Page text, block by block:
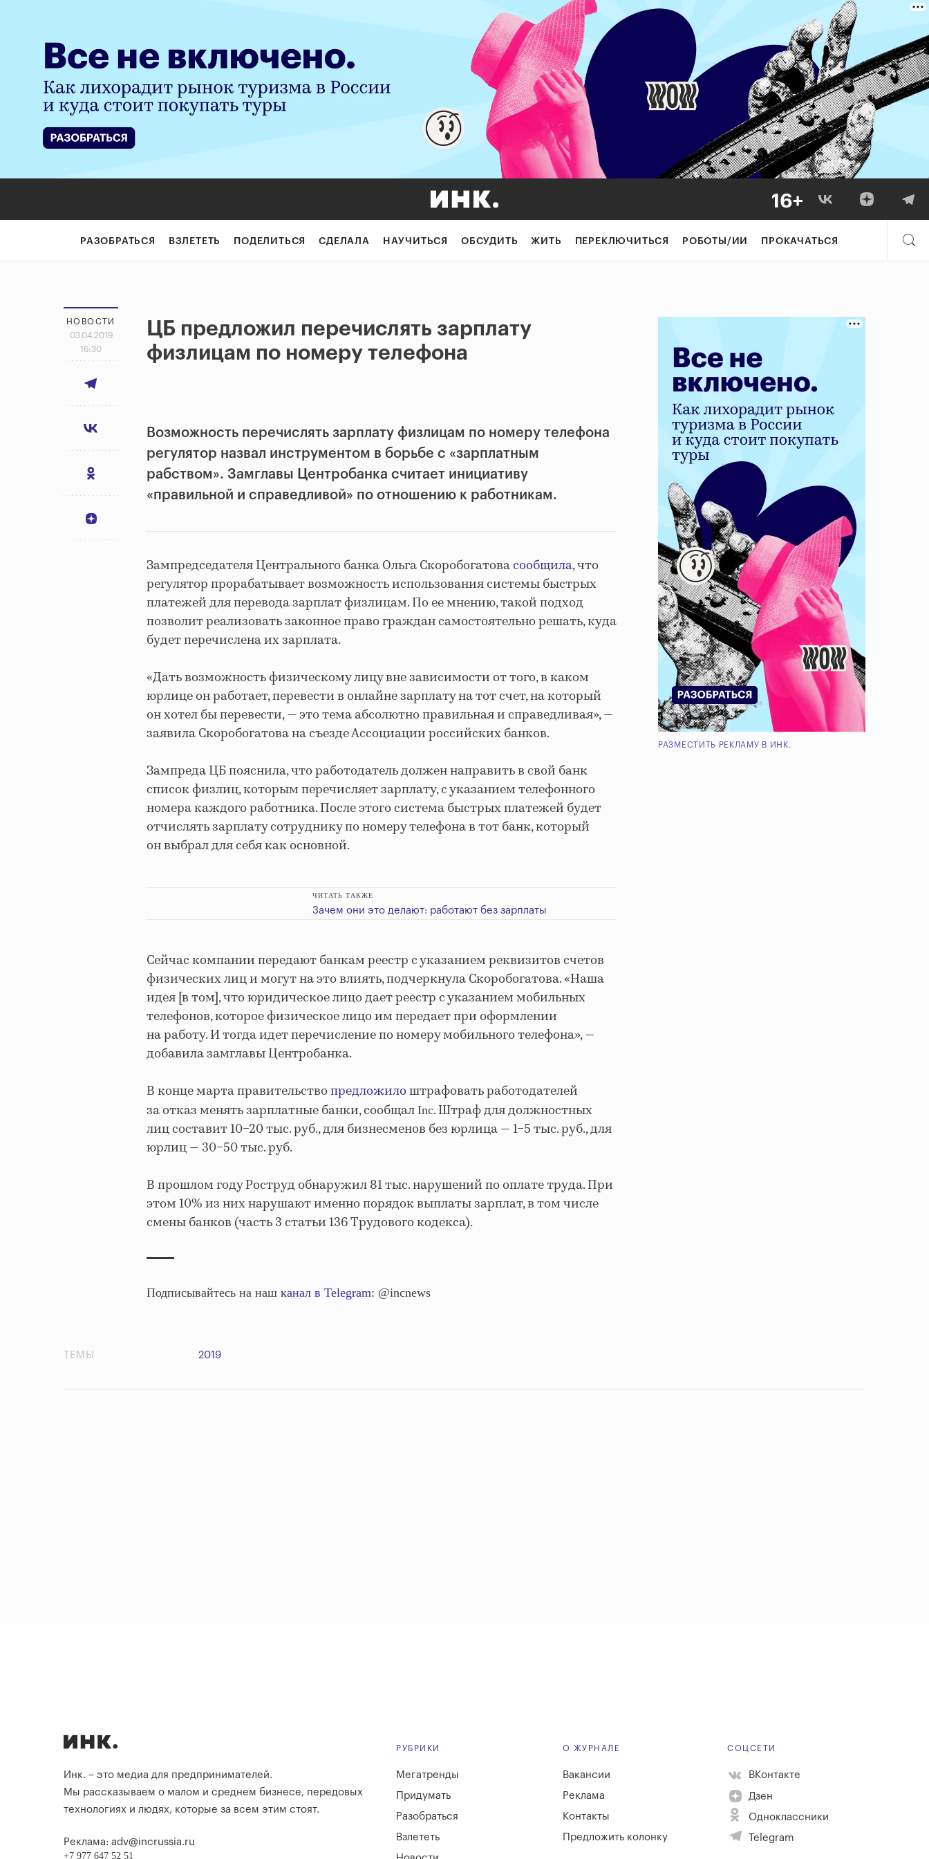
РАЗОБРАТЬСЯ ВЗЛЕТЕТЬ ПОДЕЛИТЬСЯ СДЕЛАЛА НАУЧИТЬСЯ ОБСУДИТЬ ЖИТЬ ПЕРЕКЛЮЧИТЬСЯ РОБОТЫ/ИИ ПРОКАЧАТЬСЯ
НОВОСТИ
03.04.2019
16:30
ЦБ предложил перечислять зарплату
физлицам по номеру телефона
Возможность перечислять зарплату физлицам по номеру телефона
регулятор назвал инструментом в борьбе с «зарплатным
рабством». Замглавы Центробанка считает инициативу
«правильной и справедливой» по отношению к работникам.
Зампредседателя Центрального банка Ольга Скоробогатовасообщила, что
регулятор прорабатывает возможность использования системы быстрых
платежей для перевода зарплат​ физлицам. По ее мнению, такой подход
позволит реализовать законное право граждан самостоятельно решать, куда
будет перечислена их зарплата.
«Дать возможность физическому лицу вне зависимости от того, в каком
юрлице он работает, перевести в онлайне зарплату на тот счет, на который
он хотел бы перевести, — это тема абсолютно правильная и справедливая», —
заявила Скоробогатова на съезде Ассоциации российских банков.
Зампреда ЦБ пояснила, что работодатель должен направить в свой банк
список физлиц, которым перечисляет зарплату, с указанием телефонного
номера каждого работника. После этого система быстрых платежей будет
отчислять зарплату сотруднику по номеру телефона в тот банк, который
он выбрал для себя как основной.
ЧИТАТЬ ТАКЖЕ
Зачем они это делают: работают без зарплаты
Сейчас компании передают банкам реестр с указанием реквизитов счетов
физических лиц и могут на это влиять, подчеркнула Скоробогатова. «Наша
идея [в том], что юридическое лицо дает реестр с указанием мобильных
телефонов, которое физическое лицо им передает при оформлении
на работу. И тогда идет перечисление по номеру мобильного телефона», —
добавила замглавы Центробанка.
В конце марта правительствопредложилоштрафовать работодателей
за отказ менять зарплатные банки, сообщал Inc. Штраф для должностных
лиц составит 10−20 тыс. руб., для бизнесменов без юрлица — 1−5 тыс. руб., для
юрлиц — 30−50 тыс. руб.
В прошлом году Роструд обнаружил 81 тыс. нарушений по оплате труда. При
этом 10% из них нарушают именно порядок выплаты зарплат, в том числе
смены банков (часть 3 статьи 136 Трудового кодекса).
Подписывайтесь на наш канал в Telegram: @incnews
РАЗМЕСТИТЬ РЕКЛАМУ В ИНК.
ТЕМЫ 2019
Инк. – это медиа для предпринимателей.
Мы рассказываем о малом и среднем бизнесе, передовых
технологиях и людях, которые за всем этим стоят.
Реклама: adv@incrussia.ru
+7 977 647 52 51
РУБРИКИ
Мегатренды
Придумать
Разобраться
Взлететь
О ЖУРНАЛЕ
Вакансии
Реклама
Контакты
Предложить колонку
СОЦСЕТИ
ВКонтакте
Дзен
Одноклассники
Telegram